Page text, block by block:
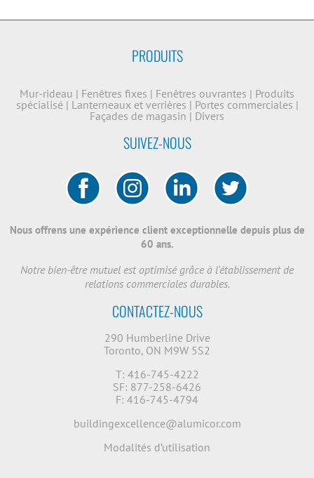
PRODUITS
Mur-rideau | Fenêtres fixes | Fenêtres ouvrantes | Produits
spécialisé | Lanterneaux et verrières | Portes commerciales |
Façades de magasin | Divers
SUIVEZ-NOUS
Nous offrens une expérience client exceptionnelle depuis plus de
60 ans.
Notre bien-être mutuel est optimisé grâce à l'établissement de
relations commerciales durables.
CONTACTEZ-NOUS
290 Humberline Drive
Toronto, ON M9W 5S2
T: 416-745-4222
SF: 877-258-6426
F: 416-745-4794
buildingexcellence@alumicor.com
Modalités d’utilisation